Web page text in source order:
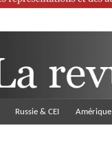
Russie & CEI Amérique